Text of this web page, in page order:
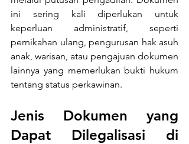
ini sering kali diperlukan untuk
keperluan administratif, seperti
pernikahan ulang, pengurusan hak asuh
anak, warisan, atau pengajuan dokumen
lainnya yang memerlukan bukti hukum
tentang status perkawinan.
Jenis Dokumen yang
Dapat Dilegalisasi di